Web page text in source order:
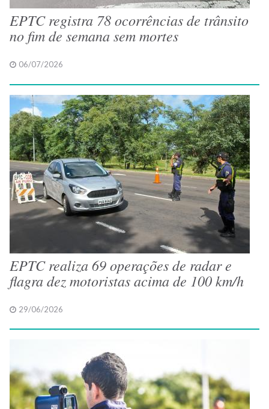
EPTC registra 78 ocorrências de trânsito
no fim de semana sem mortes
06/07/2026
EPTC realiza 69 operações de radar e
flagra dez motoristas acima de 100 km/h
29/06/2026